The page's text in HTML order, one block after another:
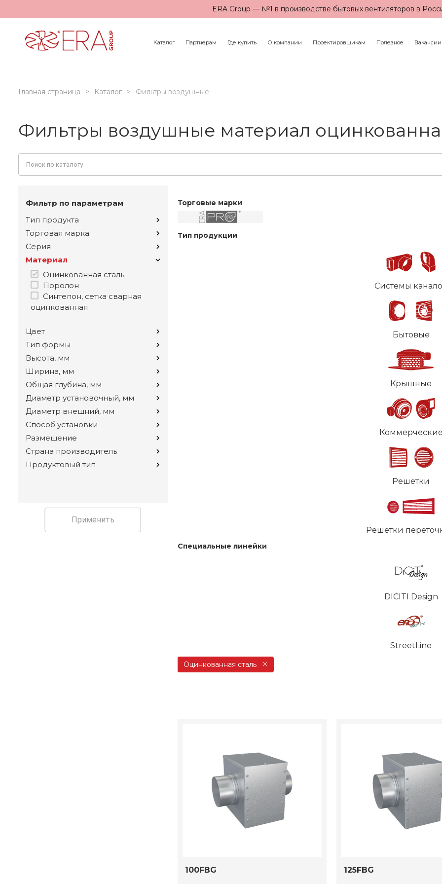
ERA Group — №1 в производстве бытовых вентиляторов в
Каталог Партнерам Где купить О компании Проектировщикам Полезное Вакансии
Главная страница Каталог Фильтры воздушные
Фильтры воздушные материал
Фильтр по параметрам
Тип продукта
Торговая марка
Серия
Материал
Оцинкованная сталь
Поролон
Синтепон, сетка сварная
оцинкованная
Цвет
Тип формы
Высота, мм
Ширина, мм
Общая глубина, мм
Диаметр установочный, мм
Диаметр внешний, мм
Способ установки
Размещение
Страна производитель
Продуктовый тип
Применить
Торговые марки
Тип продукции
Системы
Бытовые
Крышные
Решетки
Решетки
Специальные линейки
DICITI Design
StreetLine
Оцинкованная сталь
100FBG 125FBG